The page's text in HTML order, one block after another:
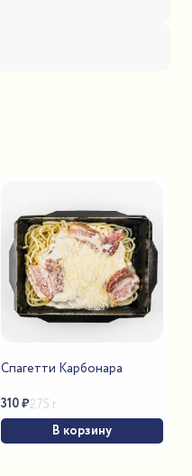
Спагетти Карбонара
310₽275 г
В корзину